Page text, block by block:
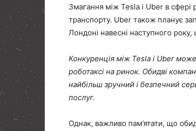
Змагання між Tesla і Uber в сфері
транспорту. Uber також планує
Лондоні навесні наступного
Конкуренція між Tesla і Uber
роботаксі на ринок. Обидві
найбільш зручний і безпечний
послуг.
Однак, важливо пам’ятати, що